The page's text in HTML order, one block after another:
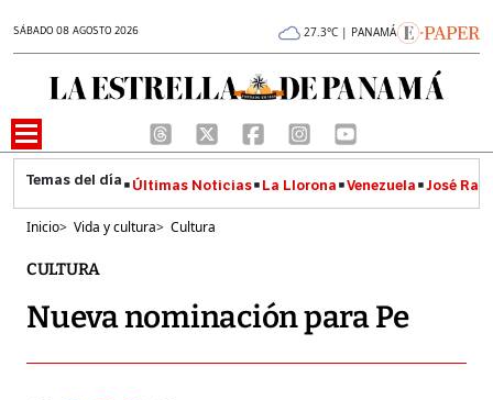
SÁBADO 08 AGOSTO 2026 27.3°C | PANAMÁ
Últimas Noticias La Llorona Venezuela José
Inicio> Vida y cultura> Cultura
CULTURA
Nueva nominación para Pe